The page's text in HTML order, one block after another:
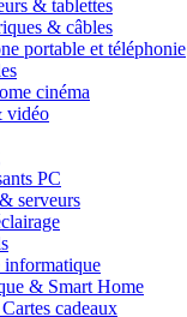
& tablettes
& câbles
portable et téléphonie
cinéma
vidéo
PC
serveurs
informatique
& Smart Home
cadeaux